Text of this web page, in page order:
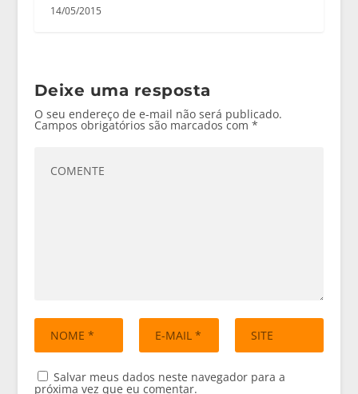
14/05/2015
Deixe uma resposta
O seu endereço de e-mail não será publicado.
Campos obrigatórios são marcados com *
Salvar meus dados neste navegador para a
próxima vez que eu comentar.